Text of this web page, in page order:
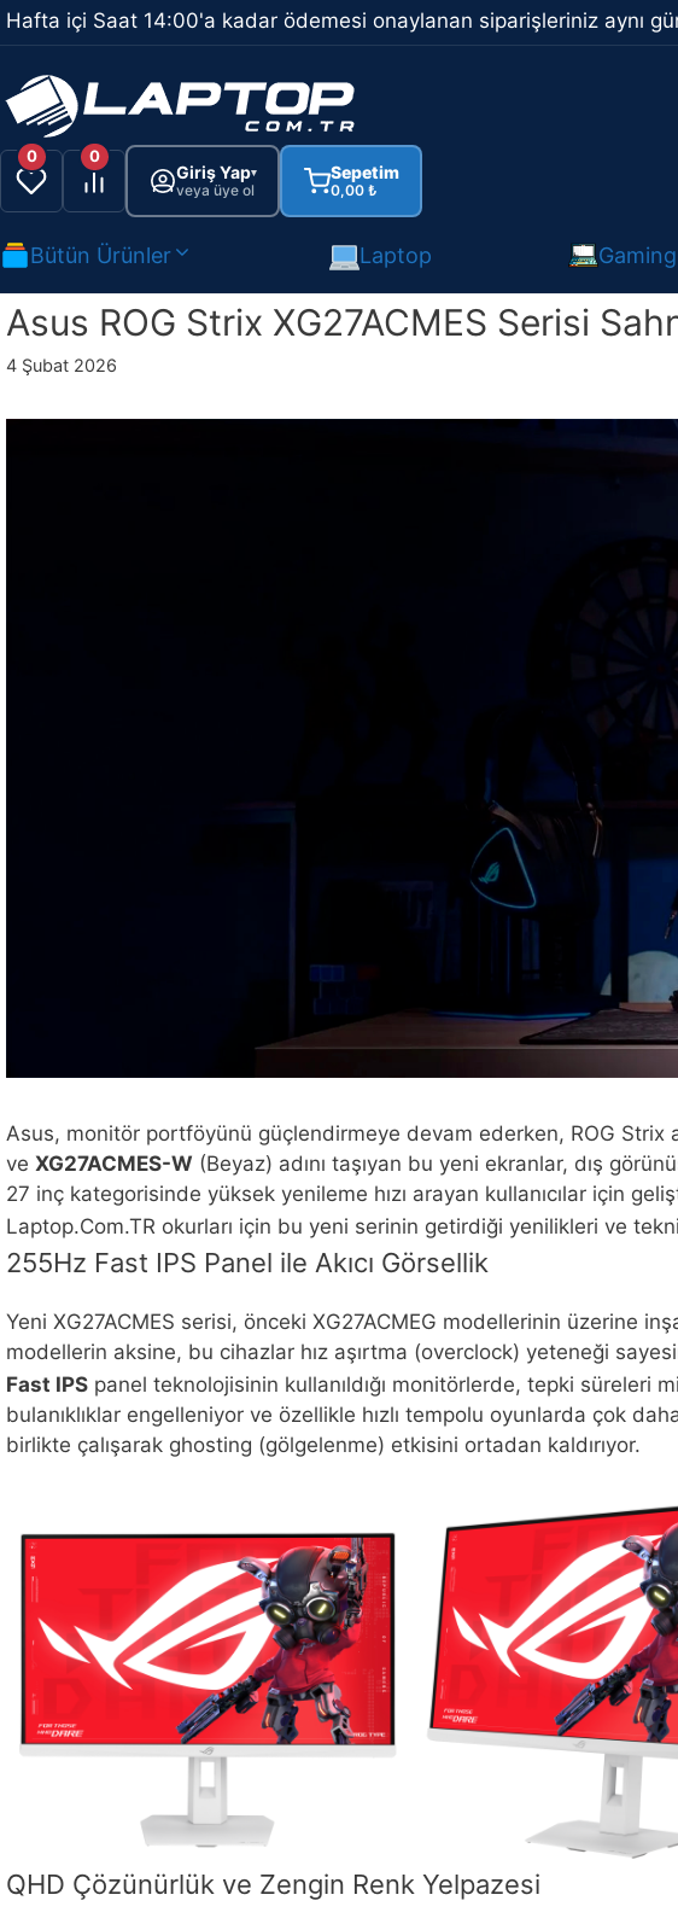
İçeriğe
atla
Hafta içi Saat 14:00'a kadar ödemesi onaylanan siparişleriniz aynı
0 0
Giriş Yap▾
veya üye ol
Sepetim
0,00 ₺
Bütün Ürünler Laptop
Asus ROG Strix XG27ACMES Serisi
4 Şubat 2026
Asus, monitör portföyünü güçlendirmeye devam ederken, ROG
ve XG27ACMES-W (Beyaz) adını taşıyan bu yeni ekranlar, dış
27 inç kategorisinde yüksek yenileme hızı arayan kullanıcılar için
Laptop.Com.TR okurları için bu yeni serinin getirdiği yenilikleri ve
255Hz Fast IPS Panel ile Akıcı Görsellik
Yeni XG27ACMES serisi, önceki XG27ACMEG modellerinin üzerine
modellerin aksine, bu cihazlar hız aşırtma (overclock) yeteneği
Fast IPS panel teknolojisinin kullanıldığı monitörlerde, tepki
bulanıklıklar engelleniyor ve özellikle hızlı tempolu oyunlarda çok
birlikte çalışarak ghosting (gölgelenme) etkisini ortadan kaldırıyor.
QHD Çözünürlük ve Zengin Renk Yelpazesi